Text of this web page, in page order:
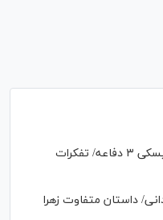
پازل تاکتیکی استقلال؛ نسخه ریسکی ۳ دفاعه/ تفکرات
داستان متفاوت زهرا